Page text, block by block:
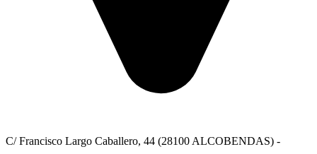
C/ Francisco Largo Caballero, 44 (28100 ALCOBENDAS) -